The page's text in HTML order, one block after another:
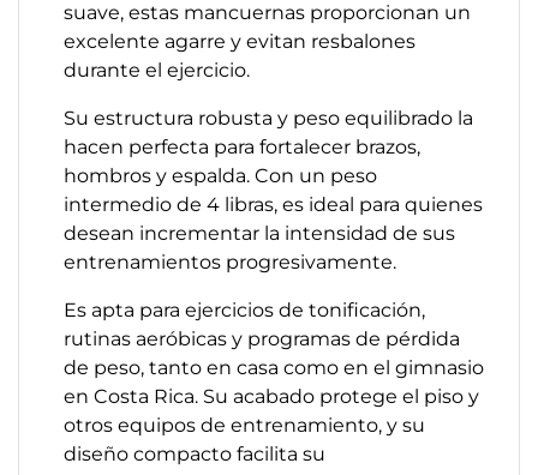
suave, estas mancuernas proporcionan un
excelente agarre y evitan resbalones
durante el ejercicio.
Su estructura robusta y peso equilibrado la
hacen perfecta para fortalecer brazos,
hombros y espalda. Con un peso
intermedio de 4 libras, es ideal para quienes
desean incrementar la intensidad de sus
entrenamientos progresivamente.
Es apta para ejercicios de tonificación,
rutinas aeróbicas y programas de pérdida
de peso, tanto en casa como en el gimnasio
en Costa Rica. Su acabado protege el piso y
otros equipos de entrenamiento, y su
diseño compacto facilita su